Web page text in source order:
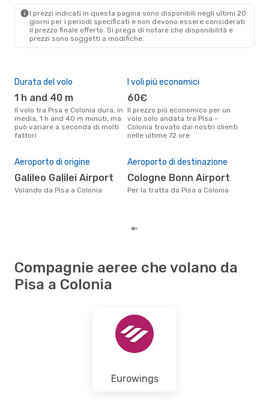
I prezzi indicati in questa pagina sono disponibili negli ultimi 20
giorni per i periodi specificati e non devono essere considerati
il ​​prezzo finale offerto. Si prega di notare che disponibilità e
prezzi sono soggetti a modifiche.
Durata del volo
1 h and 40 m
Il volo tra Pisa e Colonia dura, in
media, 1 h and 40 m minuti, ma
può variare a seconda di molti
fattori
I voli più economici
60€
Il prezzo più economico per un
volo solo andata tra Pisa -
Colonia trovato dai nostri clienti
nelle ultime 72 ore
Aeroporto di origine
Galileo Galilei Airport
Volando da Pisa a Colonia
Aeroporto di destinazione
Cologne Bonn Airport
Per la tratta da Pisa a Colonia
Compagnie aeree che volano da
Pisa a Colonia
Eurowings